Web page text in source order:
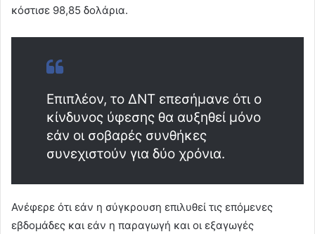
κόστισε 98,85 δολάρια.
Επιπλέον, το ΔΝΤ επεσήμανε ότι ο
κίνδυνος ύφεσης θα αυξηθεί μόνο
εάν οι σοβαρές συνθήκες
συνεχιστούν για δύο χρόνια.
Ανέφερε ότι εάν η σύγκρουση επιλυθεί τις επόμενες
εβδομάδες και εάν η παραγωγή και οι εξαγωγές